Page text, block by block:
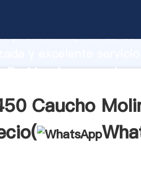
producción, fuerza de
De Mezcla proveedor
Caucho